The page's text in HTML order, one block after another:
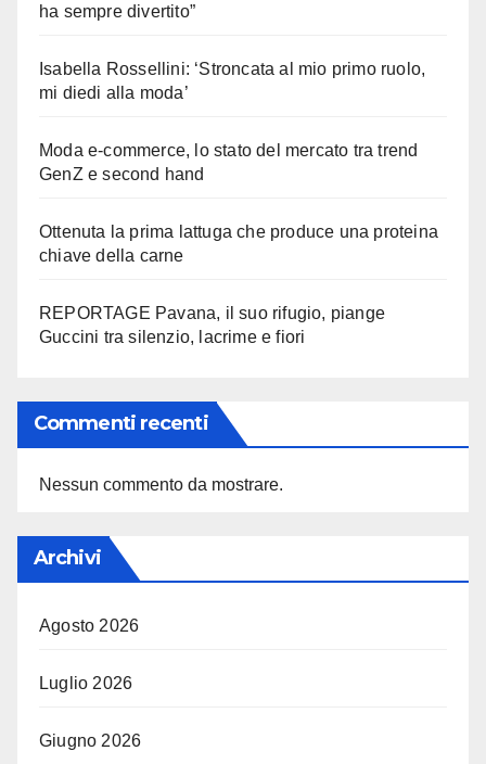
ha sempre divertito”
Isabella Rossellini: ‘Stroncata al mio primo ruolo,
mi diedi alla moda’
Moda e-commerce, lo stato del mercato tra trend
GenZ e second hand
Ottenuta la prima lattuga che produce una proteina
chiave della carne
REPORTAGE Pavana, il suo rifugio, piange
Guccini tra silenzio, lacrime e fiori
Commenti recenti
Nessun commento da mostrare.
Archivi
Agosto 2026
Luglio 2026
Giugno 2026